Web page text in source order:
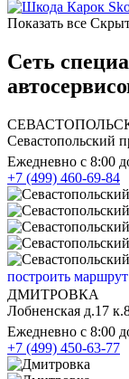
Показать все
Сеть
Севастопольский
Ежедневно с 8:00
+7 (499) 460-69-84
построить маршрут
ДМИТРОВКА
Лобненская д.17
Ежедневно с 8:00
+7 (499) 450-63-77